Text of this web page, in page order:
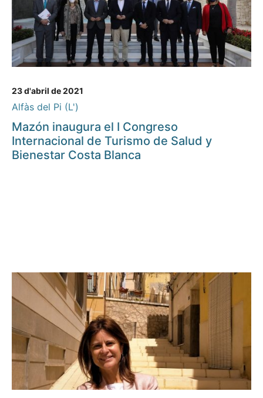
23 d'abril de 2021
Alfàs del Pi (L')
Mazón inaugura el I Congreso
Internacional de Turismo de Salud y
Bienestar Costa Blanca